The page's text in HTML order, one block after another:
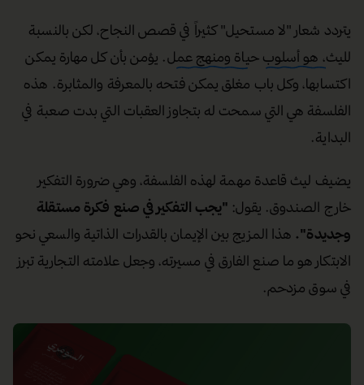
يتردد شعار "لا مستحيل" كثيراً في قصص النجاح، لكن بالنسبة
لليث، هو أسلوب حياة ومنهج عمل. يؤمن بأن كل مهارة يمكن
اكتسابها، وكل باب مغلق يمكن فتحه بالمعرفة والمثابرة. هذه
الفلسفة هي التي سمحت له بتجاوز العقبات التي بدت صعبة في
البداية.
يضيف ليث قاعدة مهمة لهذه الفلسفة، وهي ضرورة التفكير
خارج الصندوق. يقول: "يجب التفكير في صنع فكرة مستقلة
وجديدة". هذا المزيج بين الإيمان بالقدرات الذاتية والسعي نحو
الابتكار هو ما صنع الفارق في مسيرته، وجعل علامته التجارية تبرز
في سوق مزدحم.